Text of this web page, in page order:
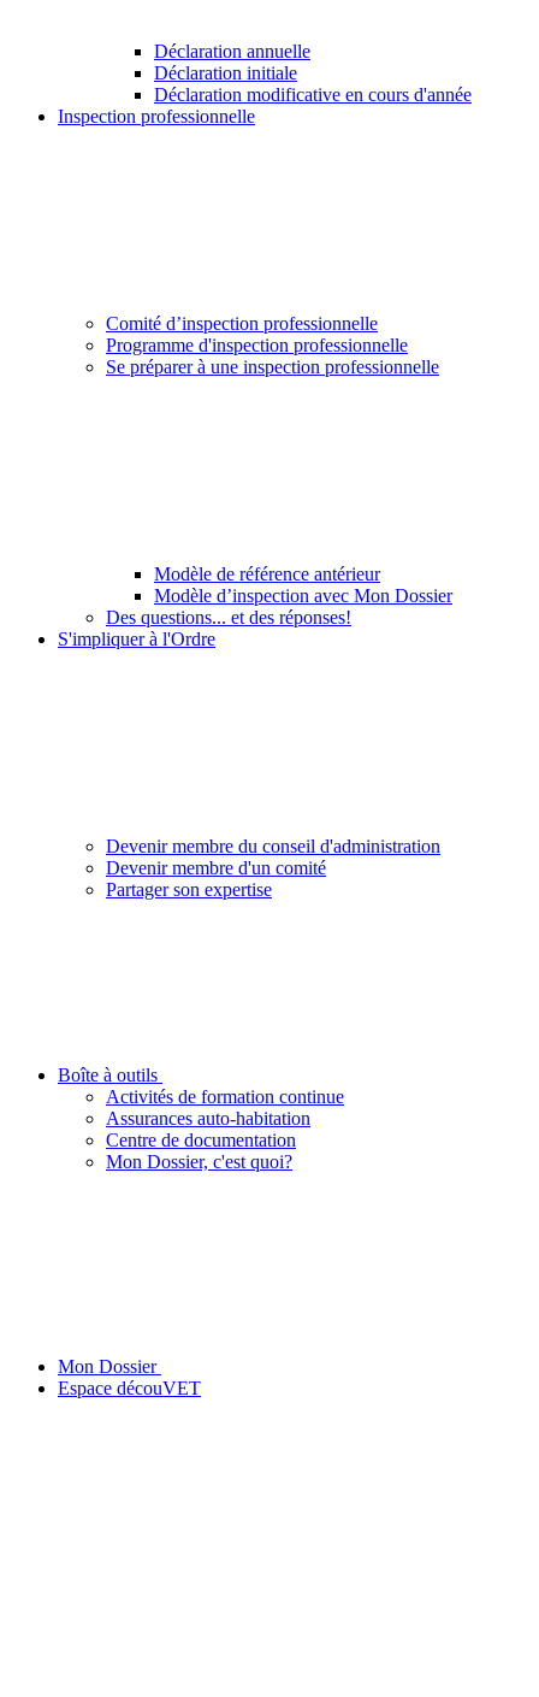
Déclaration annuelle
Déclaration initiale
Déclaration modificative en cours d'année
Inspection professionnelle
Comité d’inspection professionnelle
Programme d'inspection professionnelle
Se préparer à une inspection professionnelle
Modèle de référence antérieur
Modèle d’inspection avec Mon Dossier
Des questions... et des réponses!
S'impliquer à l'Ordre
Devenir membre du conseil d'administration
Devenir membre d'un comité
Partager son expertise
Boîte à outils
Activités de formation continue
Assurances auto-habitation
Centre de documentation
Mon Dossier, c'est quoi?
Mon Dossier
Espace découVET